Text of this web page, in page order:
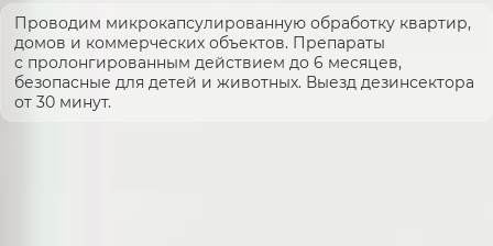
Проводим микрокапсулированную обработку квартир,
домов и коммерческих объектов. Препараты
с пролонгированным действием до 6 месяцев,
безопасные для детей и животных. Выезд дезинсектора
от 30 минут.